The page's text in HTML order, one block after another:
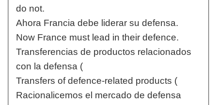
do not.
Ahora Francia debe liderar su defensa.
Now France must lead in their defence.
Transferencias de productos relacionados
con la defensa (
Transfers of defence-related products (
Racionalicemos el mercado de defensa